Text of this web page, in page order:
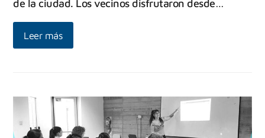
de la ciudad. Los vecinos disfrutaron desde…
Leer más